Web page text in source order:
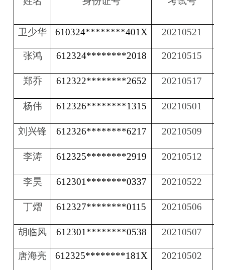
卫少华 610324********401X 20210521
张鸿 612324********2018 20210515
郑乔 612322********2652 20210517
杨伟 612326********1315 20210501
刘兴锋 612326********6217 20210509
李涛 612325********2919 20210512
李昊 612301********0337 20210522
丁熠 612327********0115 20210506
胡临风 612301********0538 20210507
唐海亮 612325********181X 20210502